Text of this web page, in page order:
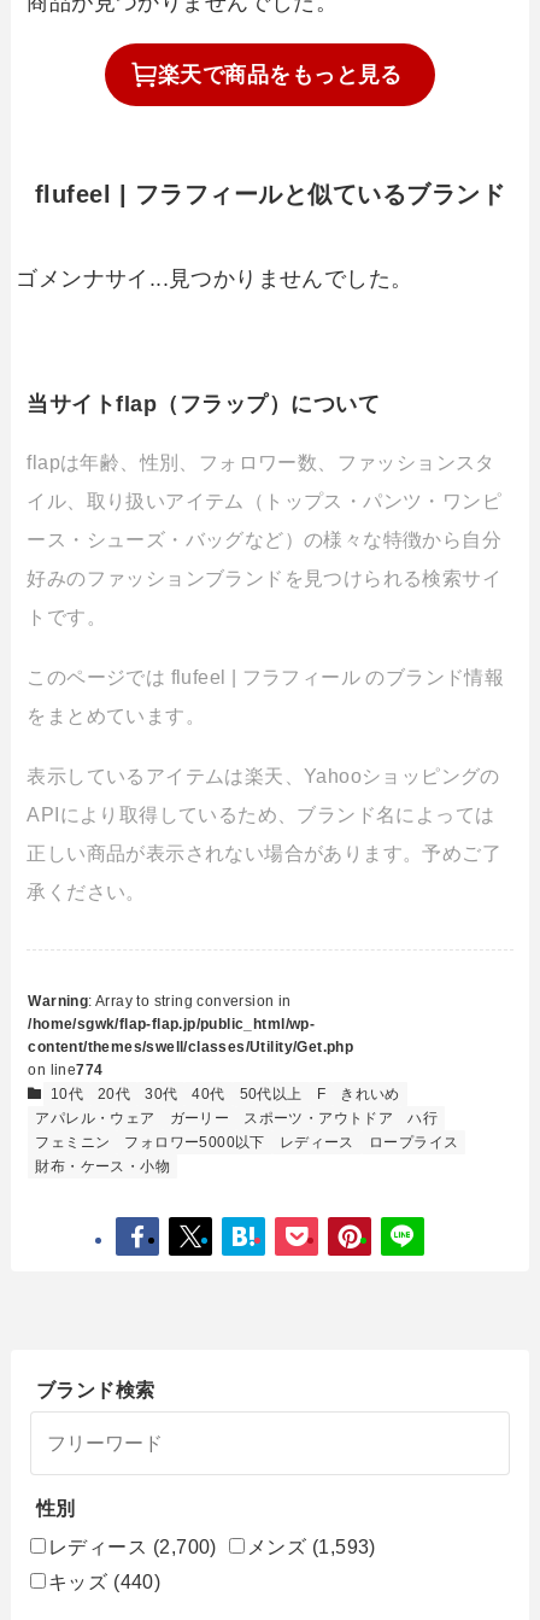
楽天で商品を もっと見る
flufeel | フラフィールと似ているブランド
ゴメンナサイ...見つかりませんでした。
当サイトflap（フラップ）について
flapは年齢、性別、フォロワー数、ファッションスタ
イル、取り扱いアイテム（トップス・パンツ・ワンピ
ース・シューズ・バッグなど）の様々な特徴から自分
好みのファッションブランドを見つけられる検索サイ
トです。
このページでは flufeel | フラフィール のブランド情報
をまとめています。
表示しているアイテムは楽天、Yahooショッピングの
APIにより取得しているため、ブランド名によっては
正しい商品が表示されない場合があります。予めご了
承ください。
Warning: Array to string conversion in
/home/sgwk/flap-flap.jp/public_html/wp-
content/themes/swell/classes/Utility/Get.php
on line774
10代
20代 30代 40代 50代以上 F
きれいめ
アパレル・ウェア
ガーリー スポーツ・アウトドア
ハ行
フェミニン
フォロワー5000以下 レディース
ロープライス
財布・ケース・小物
ブランド検索
性別
レディース (2,700) メンズ (1,593)
キッズ (440)